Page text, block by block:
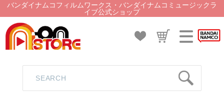
バンダイナムコフィルムワークス・バンダイナムコミュージックラ
イブ公式ショップ